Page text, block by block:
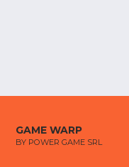
GAME WARP
BY POWER GAME SRL